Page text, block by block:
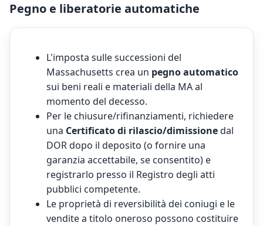
Pegno e liberatorie automatiche
L'imposta sulle successioni del
Massachusetts crea un pegno automatico
sui beni reali e materiali della MA al
momento del decesso.
Per le chiusure/rifinanziamenti, richiedere
una Certificato di rilascio/dimissionedal
DOR dopo il deposito (o fornire una
garanzia accettabile, se consentito) e
registrarlo presso il Registro degli atti
pubblici competente.
Le proprietà di reversibilità dei coniugi e le
vendite a titolo oneroso possono costituire